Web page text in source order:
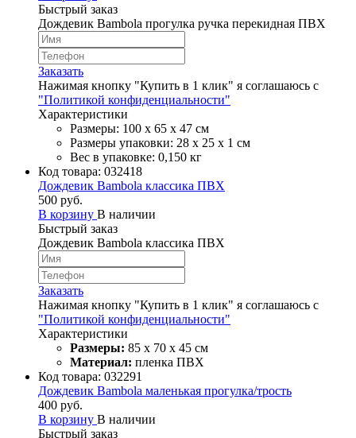
Быстрый заказ
Дождевик Bambola прогулка ручка перекидная ПВХ
Заказать
Нажимая кнопку "Купить в 1 клик" я соглашаюсь с
"Политикой конфиденциальности"
Характеристики
Размеры: 100 х 65 х 47 см
Размеры упаковки: 28 х 25 х 1 см
Вес в упаковке: 0,150 кг
Код товара: 032418
Дождевик Bambola классика ПВХ
500 руб.
В корзину В наличии
Быстрый заказ
Дождевик Bambola классика ПВХ
Заказать
Нажимая кнопку "Купить в 1 клик" я соглашаюсь с
"Политикой конфиденциальности"
Характеристики
Размеры: 85 х 70 х 45 см
Материал: пленка ПВХ
Код товара: 032291
Дождевик Bambola маленькая прогулка/трость
400 руб.
В корзину В наличии
Быстрый заказ